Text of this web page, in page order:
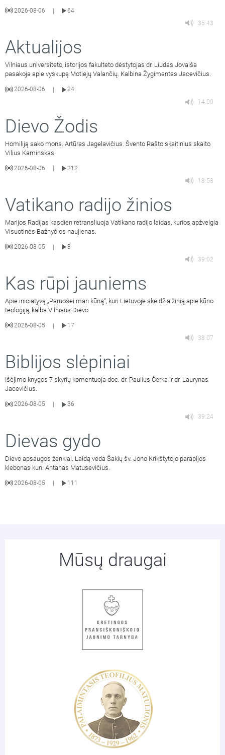
2026-08-06 |
64
35:43
Aktualijos
Vilniaus universiteto, istorijos fakulteto dėstytojas dr. Liudas Jovaiša
pasakoja apie vyskupą Motiejų Valančių. Kalbina Žygimantas Jacevičius.
2026-08-06
24
14:00
Dievo Žodis
Homiliją sako mons. Artūras Jagelavičius. Švento Rašto skaitinius skaito
Vilius Kaminskas.
2026-08-06
212
18:58
Vatikano radijo žinios
Marijos Radijas kasdien retransliuoja Vatikano radijo laidas, kurios apžvelgia
Visuotinės Bažnyčios naujienas.
2026-08-05 |
8
39:02
Kas rūpi jauniems
Apie iniciatyvą „Paruošei man kūną“, kuri Lietuvoje skeidžia žinią apie kūno
teologiją, kalba Vilniaus Dievo
2026-08-05 |
17
38:07
Biblijos slėpiniai
Išėjimo knygos 7 skyrių komentuoja doc. dr. Paulius Čerka ir dr. Laurynas
Jacevičius.
2026-08-05
36
39:24
Dievas gydo
Dievo apsaugos ženklai. Laidą veda Šakių šv. Jono Krikštytojo parapijos
klebonas kun. Antanas Matusevičius.
2026-08-05 111
Mūsų draugai